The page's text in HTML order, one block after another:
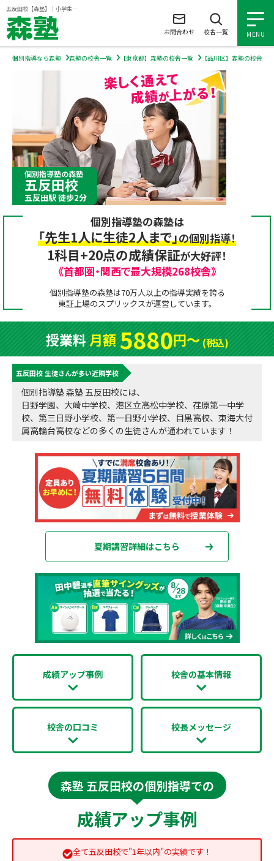
五反田校【森塾】｜小学生・中学生・高校生の個別指導塾・学習塾
MENU
小学生の個別指導
中学生の個別指導
高校生の個別指導
森塾を知る
森塾を知る トップ
森塾の想い
成績アップをかなえる！森塾メソッド
森塾の授業料について
子と親のお悩み別！なぜ？どうして？森塾！
数字でなるほど！森塾
動画でわかる！森塾
入塾について
入塾について トップ
塾の選び方
入塾までの流れ
無料体験授業について
森塾のお得なキャンペーン・割引制度
よくあるご質問
お電話はこちら
0120-602-607
授業料等お問合わせはこちら
校舎一覧
お問合わせ 校舎一覧
個別指導なら森塾 森塾の校舎一覧 【東京都】森塾の校舎一覧 【品川区】森塾の校舎一覧
個別指導塾の森塾
五反田校
五反田駅 徒歩2分
個別指導塾の森塾は
「先生1人に生徒2人まで」の個別指導！
1科目+20点の成績保証が大好評！
《首都圏・関西で最大規模268校舎》
個別指導塾の森塾は70万人以上の指導実績を誇る
東証上場のスプリックスが運営しています。
授業料月額5880円〜(税込)
五反田校 生徒さんが多い近隣学校
個別指導塾 森塾 五反田校には、
日野学園、大崎中学校、港区立高松中学校、荏原第一中学
校、第三日野小学校、第一日野小学校、目黒高校、東海大付
属高輪台高校などの多くの生徒さんが通われています！
夏期講習詳細はこちら
成績アップ事例 校舎の基本情報
校舎の口コミ 校長メッセージ
森塾 五反田校の個別指導での
成績アップ事例
全て五反田校で"1年以内"の実績です！